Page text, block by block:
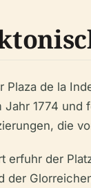
Plaza de la
Jahr 1774
die
erfuhr der
der